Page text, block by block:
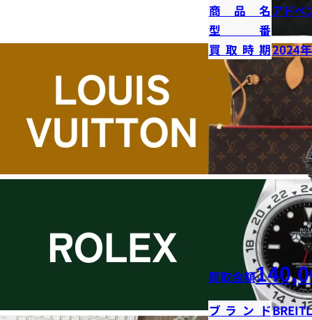
商品名アドベ
型番
買取時期2024
買取金額
ブランド